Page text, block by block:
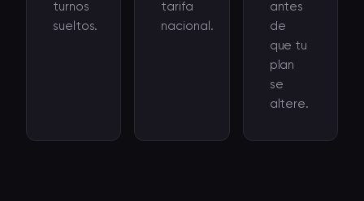
turnos
sueltos.
tarifa
nacional.
antes
de
que tu
plan
se
altere.